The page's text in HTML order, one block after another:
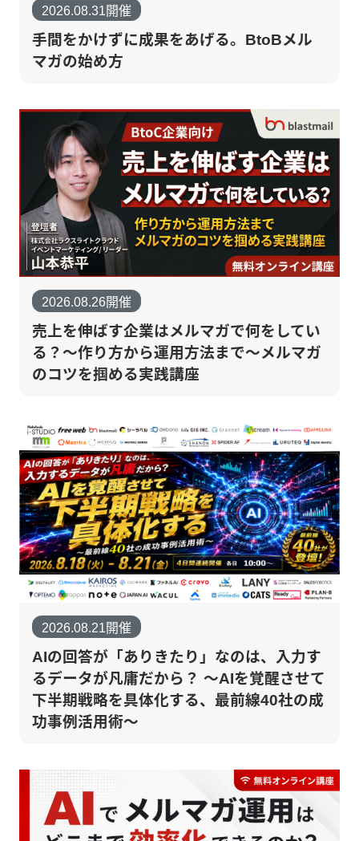
2026.08.31開催
手間をかけずに成果をあげる。BtoBメル
マガの始め方
2026.08.26開催
売上を伸ばす企業はメルマガで何をしてい
る？～作り方から運用方法まで～メルマガ
のコツを掴める実践講座
2026.08.21開催
AIの回答が「ありきたり」なのは、入力す
るデータが凡庸だから？ 〜AIを覚醒させて
下半期戦略を具体化する、最前線40社の成
功事例活用術〜